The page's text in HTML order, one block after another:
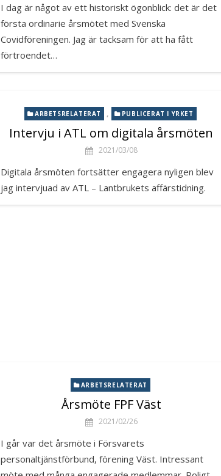
I dag är något av ett historiskt ögonblick: det är det
första ordinarie årsmötet med Svenska
Covidföreningen. Jag är tacksam för att ha fått
förtroendet…
ARBETSRELATERAT , PUBLICERAT I YRKET
Intervju i ATL om digitala årsmöten
2021/03/08
Digitala årsmöten fortsätter engagera nyligen blev
jag intervjuad av ATL – Lantbrukets affärstidning.
ARBETSRELATERAT
Årsmöte FPF Väst
2021/02/26
I går var det årsmöte i Försvarets
personaltjänstförbund, förening Väst. Intressant